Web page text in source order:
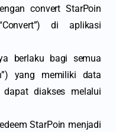
convert StarPoin
di aplikasi
berlaku bagi semua
yang memiliki data
diakses melalui
StarPoin menjadi